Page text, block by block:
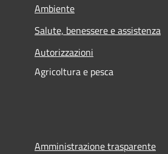
Ambiente
Salute, benessere e assistenza
Autorizzazioni
Agricoltura e pesca
Amministrazione trasparente